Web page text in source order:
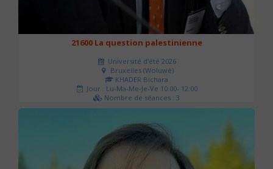
21600 La question palestinienne
Université d'été 2026
Bruxelles (Woluwé)
KHADER Bichara
Jour : Lu-Ma-Me-Je-Ve 10:00- 12:00
Nombre de séances : 3
63 €